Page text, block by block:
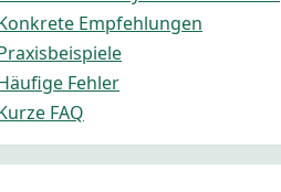
Empfehlungen
Fehler
FAQ